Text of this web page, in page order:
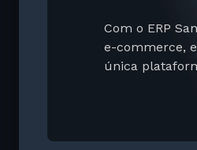
Com o ERP
e-commerce,
única